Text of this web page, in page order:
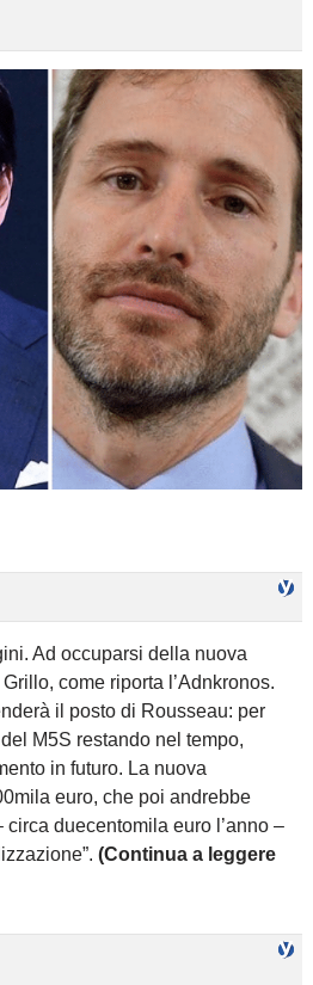
Ad occuparsi della nuova
come riporta l’Adnkronos.
il posto di Rousseau: per
M5S restando nel tempo,
in futuro. La nuova
euro, che poi andrebbe
duecentomila euro l’anno –
(Continua a leggere